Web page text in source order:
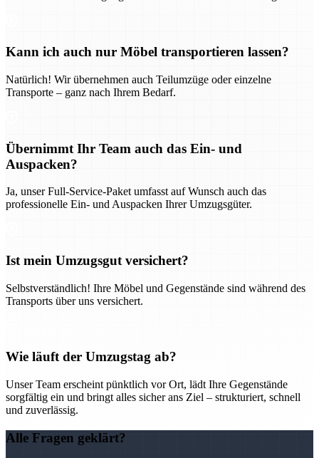
Kann ich auch nur Möbel transportieren lassen?
Natürlich! Wir übernehmen auch Teilumzüge oder einzelne
Transporte – ganz nach Ihrem Bedarf.
Übernimmt Ihr Team auch das Ein- und
Auspacken?
Ja, unser Full-Service-Paket umfasst auf Wunsch auch das
professionelle Ein- und Auspacken Ihrer Umzugsgüter.
Ist mein Umzugsgut versichert?
Selbstverständlich! Ihre Möbel und Gegenstände sind während des
Transports über uns versichert.
Wie läuft der Umzugstag ab?
Unser Team erscheint pünktlich vor Ort, lädt Ihre Gegenstände
sorgfältig ein und bringt alles sicher ans Ziel – strukturiert, schnell
und zuverlässig.
Alle Fragen geklärt?